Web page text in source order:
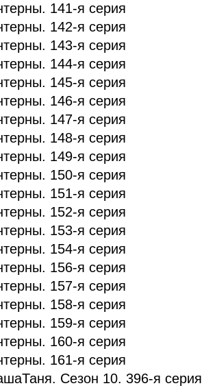
141-я серия
142-я серия
143-я серия
144-я серия
145-я серия
146-я серия
147-я серия
148-я серия
149-я серия
150-я серия
151-я серия
152-я серия
153-я серия
154-я серия
156-я серия
157-я серия
158-я серия
159-я серия
160-я серия
161-я серия
Сезон 10. 396-я серия